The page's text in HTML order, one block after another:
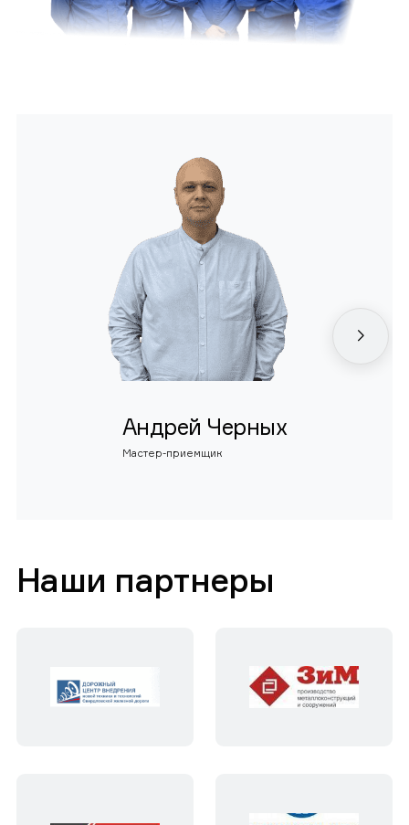
Андрей Черных
Мастер-приемщик
Наши партнеры